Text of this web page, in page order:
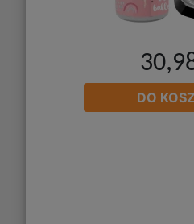
DO